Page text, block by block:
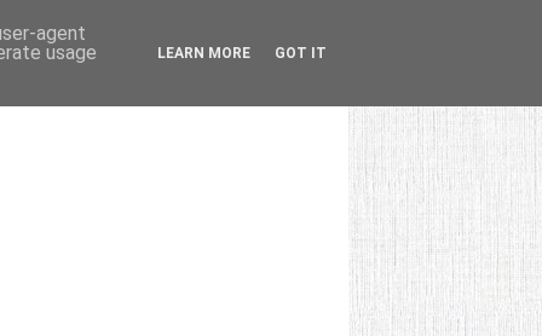
agent
usage
LEARN MORE GOT IT